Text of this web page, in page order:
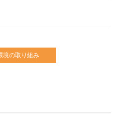
境の取り組み